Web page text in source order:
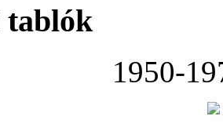
tablók
1950-